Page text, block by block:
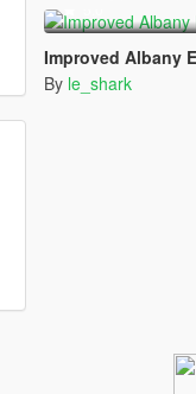
Improved Albany
By le_shark